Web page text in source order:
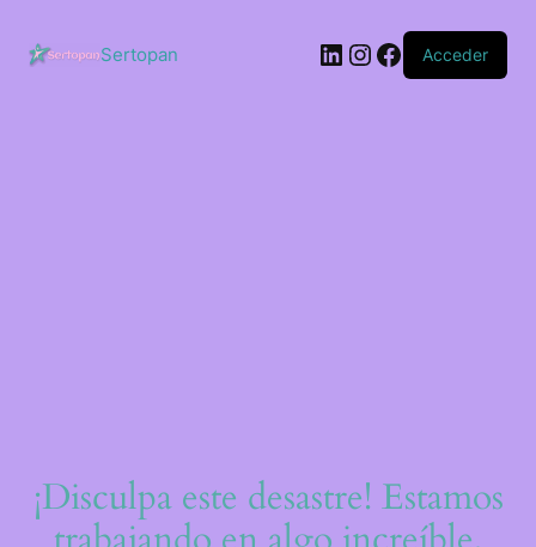
contenido
Sertopan LinkedIn
Instagram
Facebook
Acceder
¡Disculpa este desastre! Estamos